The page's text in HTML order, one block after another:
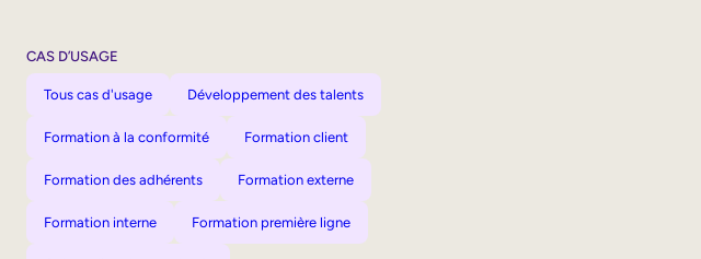
CAS D’USAGE
Tous cas d'usage Développement des talents
Formation à la conformité Formation client
Formation des adhérents Formation externe
Formation interne Formation première ligne